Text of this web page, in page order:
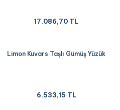
17.086,70 TL
Limon Kuvars Taşlı Gümüş Yüzük
6.533,15 TL